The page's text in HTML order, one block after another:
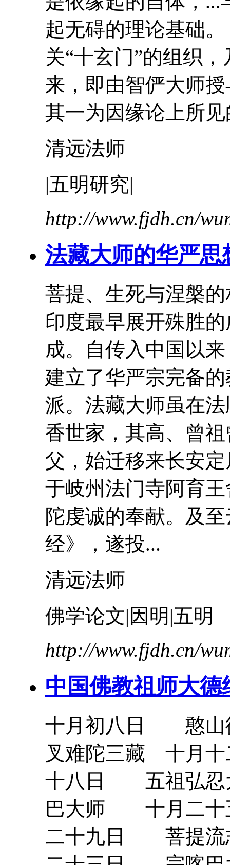
起无碍的理论基
关“十玄门”的组织
来，即由智俨大师授
其一为因缘论上所
清远法师
|五明研究|
http://www.fjdh.cn/
法藏大师的华严思
菩提、生死与涅槃
印度最早展开殊胜
成。自传入中国以
建立了华严宗完备
派。法藏大师虽在
香世家，其高、曾
父，始迁移来长安
于岐州法门寺阿育
陀虔诚的奉献。及
经》，遂投...
清远法师
佛学论文|因明|五明
http://www.fjdh.cn/
中国佛教祖师大德
十月初八日 憨山
叉难陀三藏 十
十八日 五祖弘忍
巴大师 十月二
二十九日 菩提流